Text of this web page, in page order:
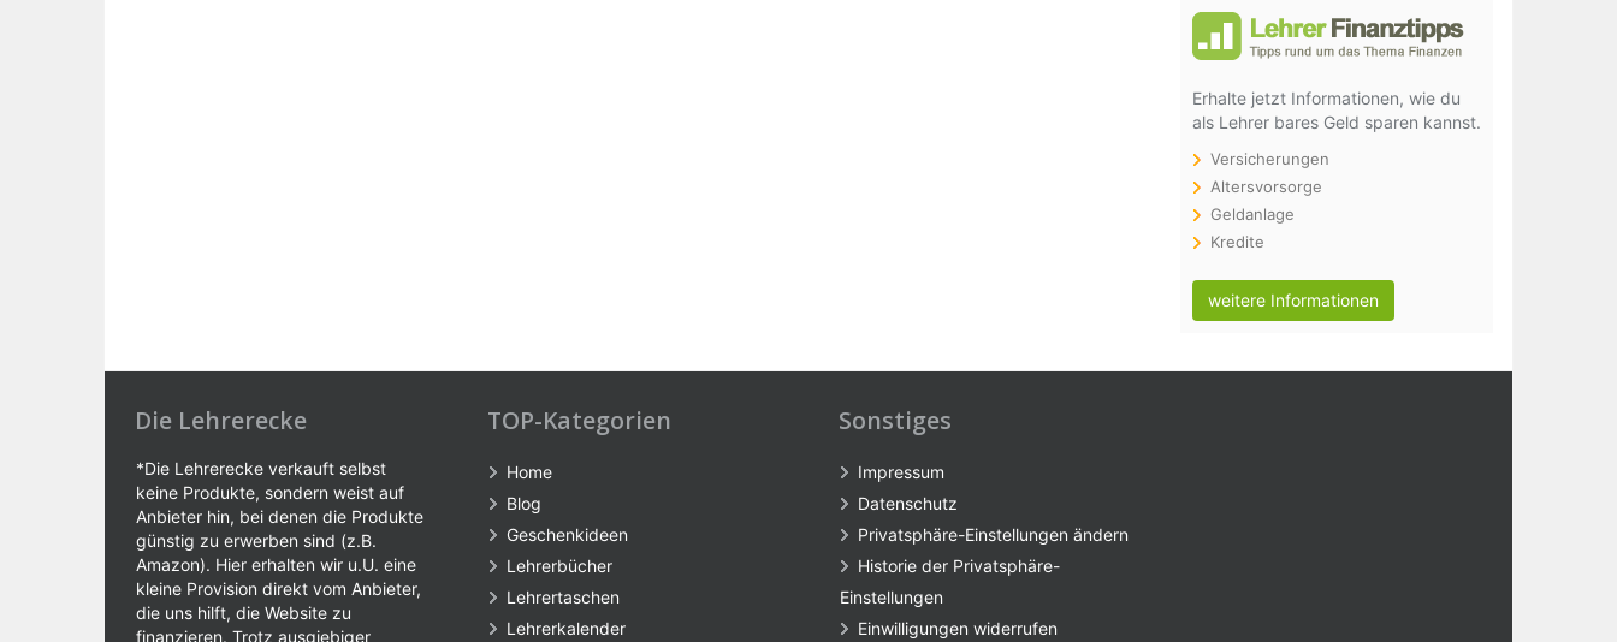
Erhalte jetzt Informationen, wie du
als Lehrer bares Geld sparen kannst.
Versicherungen
Altersvorsorge
Geldanlage
Kredite
weitere Informationen
Die Lehrerecke
*Die Lehrerecke verkauft selbst
keine Produkte, sondern weist auf
Anbieter hin, bei denen die Produkte
günstig zu erwerben sind (z.B.
Amazon). Hier erhalten wir u.U. eine
kleine Provision direkt vom Anbieter,
die uns hilft, die Website zu
finanzieren. Trotz ausgiebiger
TOP-Kategorien
Home
Blog
Geschenkideen
Lehrerbücher
Lehrertaschen
Lehrerkalender
Sonstiges
Impressum
Datenschutz
Privatsphäre-Einstellungen ändern
Historie der Privatsphäre-
Einstellungen
Einwilligungen widerrufen